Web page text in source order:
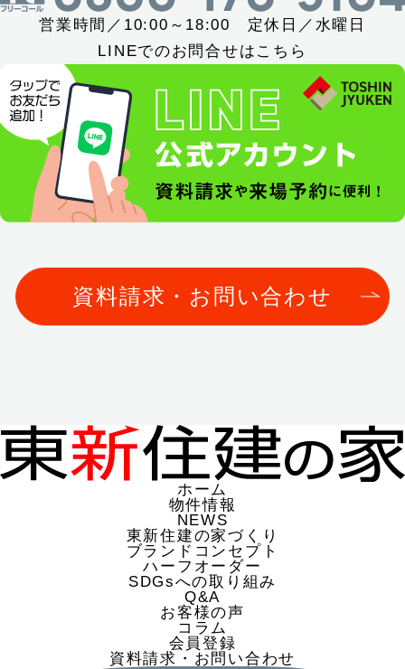
営業時間／10:00～18:00 定休日／水曜日
LINEでのお問合せはこちら
資料請求・お問い合わせ
ホーム
物件情報
NEWS
東新住建の家づくり
ブランドコンセプト
ハーフオーダー
SDGsへの取り組み
Q&A
お客様の声
コラム
会員登録
資料請求・お問い合わせ